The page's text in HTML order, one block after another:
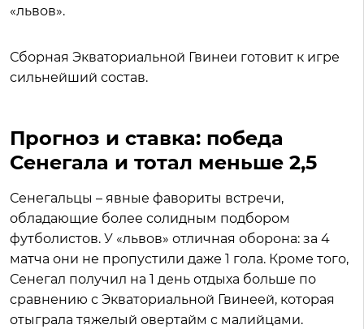
«львов».
Сборная Экваториальной Гвинеи готовит к игре
сильнейший состав.
Прогноз и ставка: победа
Сенегала и тотал меньше 2,5
Сенегальцы – явные фавориты встречи,
обладающие более солидным подбором
футболистов. У «львов» отличная оборона: за 4
матча они не пропустили даже 1 гола. Кроме того,
Сенегал получил на 1 день отдыха больше по
сравнению с Экваториальной Гвинеей, которая
отыграла тяжелый овертайм с малийцами.